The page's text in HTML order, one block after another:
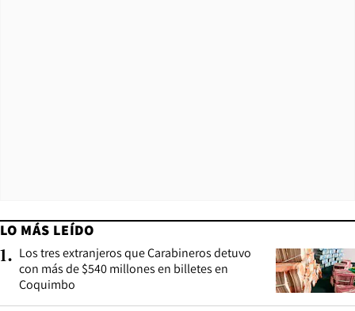
LO MÁS LEÍDO
1. Los tres extranjeros que Carabineros detuvo
con más de $540 millones en billetes en
Coquimbo